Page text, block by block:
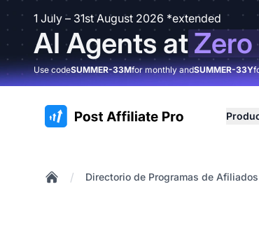
1 July – 31st August 2026 *extended
AI Agents at
Use codeSUMMER-33Mfor monthly andSUMMER-33Y
:site.title
/ Directorio de Programas de Afiliados